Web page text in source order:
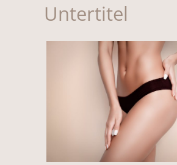
Untertitel